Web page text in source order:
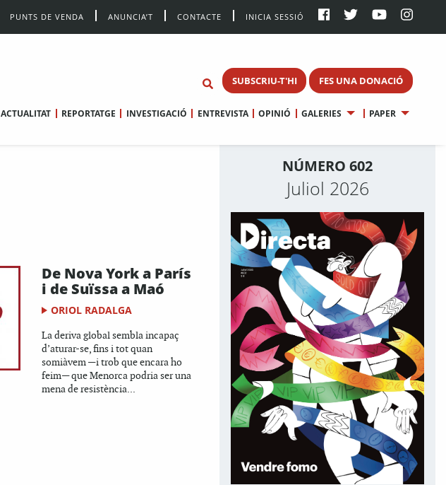
PUNTS DE VENDA ANUNCIA’T CONTACTE INICIA SESSIÓ
SUBSCRIU-T'HI FES UNA DONACIÓ
ACTUALITAT REPORTATGE INVESTIGACIÓ ENTREVISTA OPINIÓ GALERIES PAPER
De Nova York a París
i de Suïssa a Maó
ORIOL RADALGA
La deriva global sembla incapaç
d’aturar-se, fins i tot quan
somiàvem —i trob que encara ho
feim— que Menorca podria ser una
mena de resistència...
NÚMERO 602
Juliol 2026